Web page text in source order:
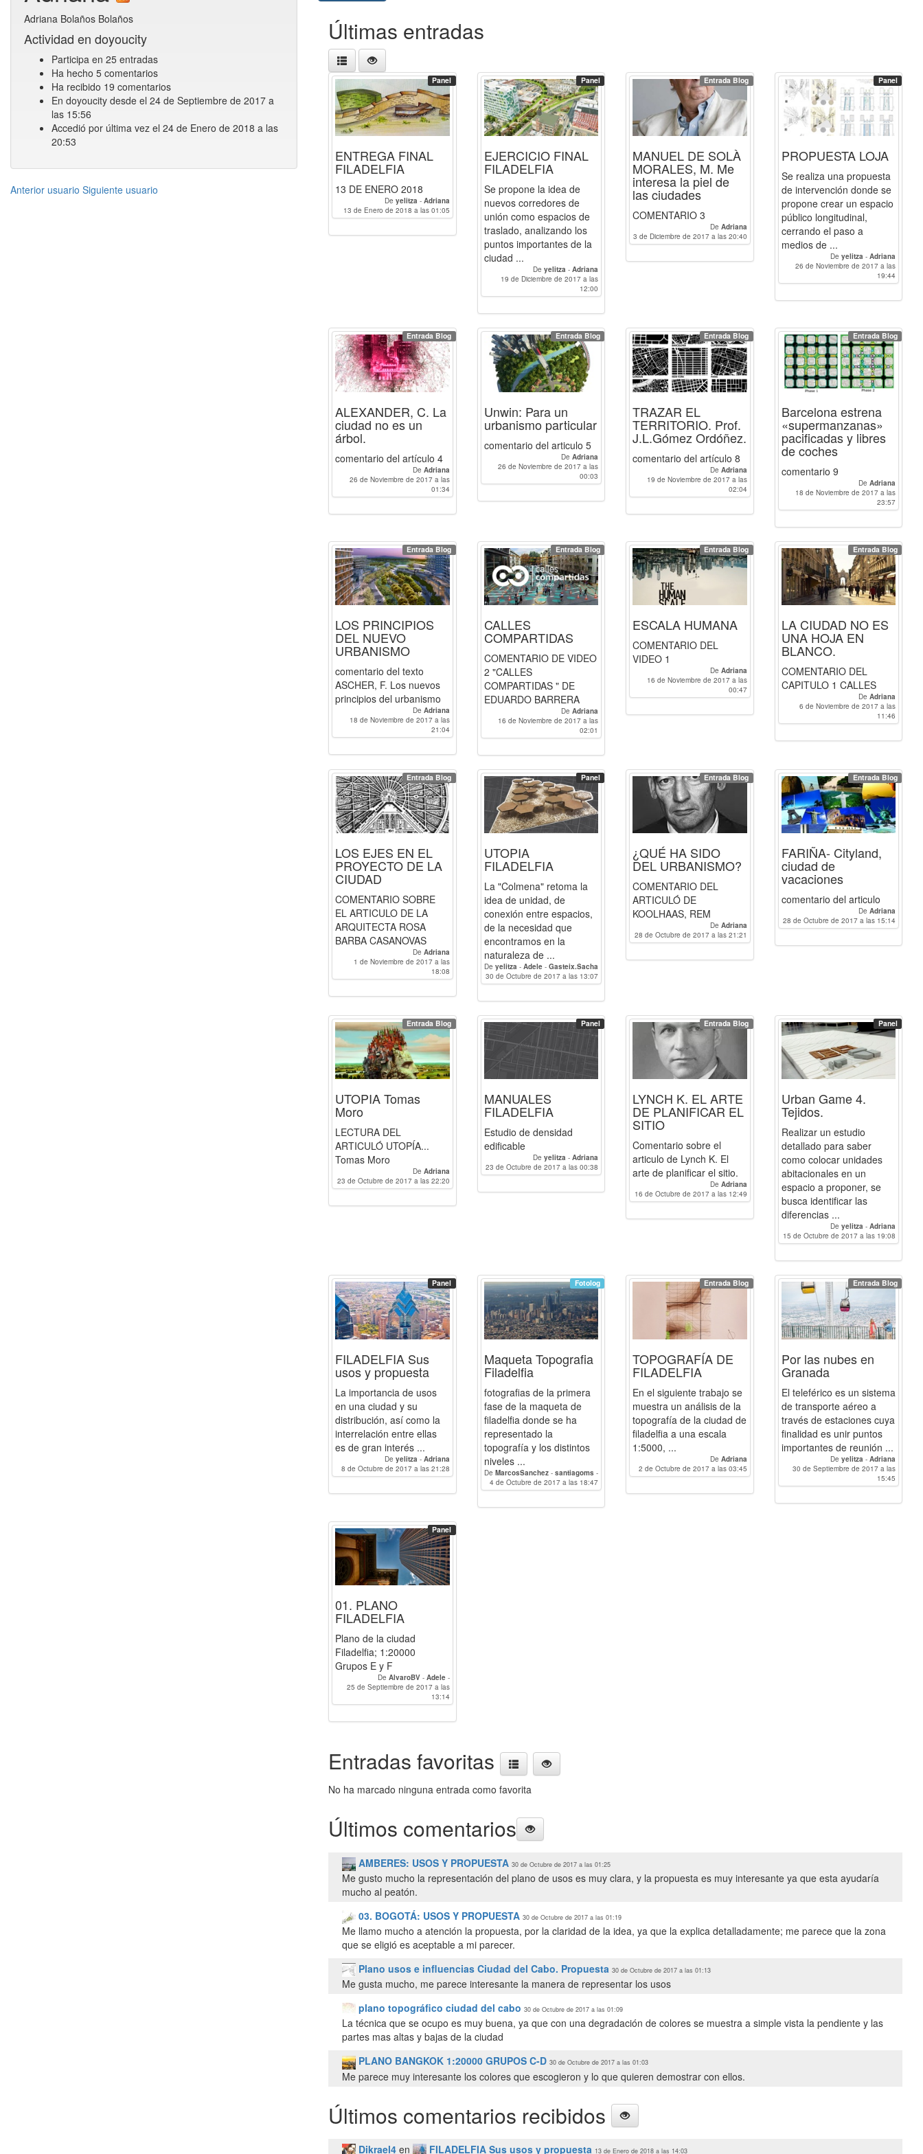
Adriana Bolaños Bolaños
Actividad en doyoucity
Participa en 25 entradas
Ha hecho 5 comentarios
Ha recibido 19 comentarios
En doyoucity desde el 24 de Septiembre de 2017 a
las 15:56
Accedió por última vez el 24 de Enero de 2018 a las
20:53
Anterior usuario Siguiente usuario
Últimas entradas
Panel
ENTREGA FINAL
FILADELFIA
13 DE ENERO 2018
De yelitza - Adriana
13 de Enero de 2018 a las 01:05
Panel
EJERCICIO FINAL
FILADELFIA
Se propone la idea de
nuevos corredores de
unión como espacios de
traslado, analizando los
puntos importantes de la
ciudad ...
De yelitza - Adriana
19 de Diciembre de 2017 a las
12:00
Entrada Blog
MANUEL DE SOLÀ
MORALES, M. Me
interesa la piel de
las ciudades
COMENTARIO 3
De Adriana
3 de Diciembre de 2017 a las 20:40
Panel
PROPUESTA LOJA
Se realiza una propuesta
de intervención donde se
propone crear un espacio
público longitudinal,
cerrando el paso a
medios de ...
De yelitza - Adriana
26 de Noviembre de 2017 a las
19:44
Entrada Blog
ALEXANDER, C. La
ciudad no es un
árbol.
comentario del artículo 4
De Adriana
26 de Noviembre de 2017 a las
01:34
Entrada Blog
Unwin: Para un
urbanismo particular
comentario del articulo 5
De Adriana
26 de Noviembre de 2017 a las
00:03
Entrada Blog
TRAZAR EL
TERRITORIO. Prof.
J.L.Gómez Ordóñez.
comentario del artículo 8
De Adriana
19 de Noviembre de 2017 a las
02:04
Entrada Blog
Barcelona estrena
«supermanzanas»
pacificadas y libres
de coches
comentario 9
De Adriana
18 de Noviembre de 2017 a las
23:57
Entrada Blog
LOS PRINCIPIOS
DEL NUEVO
URBANISMO
comentario del texto
ASCHER, F. Los nuevos
principios del urbanismo
De Adriana
18 de Noviembre de 2017 a las
21:04
Entrada Blog
CALLES
COMPARTIDAS
COMENTARIO DE VIDEO
2 "CALLES
COMPARTIDAS " DE
EDUARDO BARRERA
De Adriana
16 de Noviembre de 2017 a las
02:01
Entrada Blog
ESCALA HUMANA
COMENTARIO DEL
VIDEO 1
De Adriana
16 de Noviembre de 2017 a las
00:47
Entrada Blog
LA CIUDAD NO ES
UNA HOJA EN
BLANCO.
COMENTARIO DEL
CAPITULO 1 CALLES
De Adriana
6 de Noviembre de 2017 a las
11:46
Entrada Blog
LOS EJES EN EL
PROYECTO DE LA
CIUDAD
COMENTARIO SOBRE
EL ARTICULO DE LA
ARQUITECTA ROSA
BARBA CASANOVAS
De Adriana
1 de Noviembre de 2017 a las
18:08
Panel
UTOPIA
FILADELFIA
La "Colmena" retoma la
idea de unidad, de
conexión entre espacios,
de la necesidad que
encontramos en la
naturaleza de ...
De yelitza - Adele - Gasteix.Sacha
- Adriana-fcubila
30 de Octubre de 2017 a las 13:07
Entrada Blog
¿QUÉ HA SIDO
DEL URBANISMO?
COMENTARIO DEL
ARTICULÓ DE
KOOLHAAS, REM
De Adriana
28 de Octubre de 2017 a las 21:21
Entrada Blog
FARIÑA- Cityland,
ciudad de
vacaciones
comentario del articulo
De Adriana
28 de Octubre de 2017 a las 15:14
Entrada Blog
UTOPIA Tomas
Moro
LECTURA DEL
ARTICULÓ UTOPÍA...
Tomas Moro
De Adriana
23 de Octubre de 2017 a las 22:20
Panel
MANUALES
FILADELFIA
Estudio de densidad
edificable
De yelitza - Adriana
23 de Octubre de 2017 a las 00:38
Entrada Blog
LYNCH K. EL ARTE
DE PLANIFICAR EL
SITIO
Comentario sobre el
articulo de Lynch K. El
arte de planificar el sitio.
De Adriana
16 de Octubre de 2017 a las 12:49
Panel
Urban Game 4.
Tejidos.
Realizar un estudio
detallado para saber
como colocar unidades
abitacionales en un
espacio a proponer, se
busca identificar las
diferencias ...
De yelitza - Adriana
15 de Octubre de 2017 a las 19:08
Panel
FILADELFIA Sus
usos y propuesta
La importancia de usos
en una ciudad y su
distribución, así como la
interrelación entre ellas
es de gran interés ...
De yelitza - Adriana
8 de Octubre de 2017 a las 21:28
Fotolog
Maqueta Topografia
Filadelfia
fotografias de la primera
fase de la maqueta de
filadelfia donde se ha
representado la
topografía y los distintos
niveles ...
De MarcosSanchez - santiagoms -
Javidlg-mariomiguel94 -Martasr
-yelitza-MatiasArroyoTorres-
JMTocado-mmoralesc-Adele-
4 de Octubre de 2017 a las 18:47
Entrada Blog
TOPOGRAFÍA DE
FILADELFIA
En el siguiente trabajo se
muestra un análisis de la
topografía de la ciudad de
filadelfia a una escala
1:5000, ...
De Adriana
2 de Octubre de 2017 a las 03:45
Entrada Blog
Por las nubes en
Granada
El teleférico es un sistema
de transporte aéreo a
través de estaciones cuya
finalidad es unir puntos
importantes de reunión ...
De yelitza - Adriana
30 de Septiembre de 2017 a las
15:45
Panel
01. PLANO
FILADELFIA
Plano de la ciudad
Filadelfia; 1:20000
Grupos E y F
De AlvaroBV- Adele -
Gasteix.Sacha -Adriana-
YELITZA_
25 de Septiembre de 2017 a las
13:14
Entradas favoritas
No ha marcado ninguna entrada como favorita
Últimos comentarios
AMBERES: USOS Y PROPUESTA 30 de Octubre de 2017 a las 01:25
Me gusto mucho la representación del plano de usos es muy clara, y la propuesta es muy interesante ya que esta ayudaría
mucho al peatón.
03. BOGOTÁ: USOS Y PROPUESTA 30 de Octubre de 2017 a las 01:19
Me llamo mucho a atención la propuesta, por la claridad de la idea, ya que la explica detalladamente; me parece que la zona
que se eligió es aceptable a mi parecer.
Plano usos e influencias Ciudad del Cabo. Propuesta 30 de Octubre de 2017 a las 01:13
Me gusta mucho, me parece interesante la manera de representar los usos
plano topográfico ciudad del cabo 30 de Octubre de 2017 a las 01:09
La técnica que se ocupo es muy buena, ya que con una degradación de colores se muestra a simple vista la pendiente y las
partes mas altas y bajas de la ciudad
PLANO BANGKOK 1:20000 GRUPOS C-D 30 de Octubre de 2017 a las 01:03
Me parece muy interesante los colores que escogieron y lo que quieren demostrar con ellos.
Últimos comentarios recibidos
Dikrael4 en FILADELFIA Sus usos y propuesta 13 de Enero de 2018 a las 14:03